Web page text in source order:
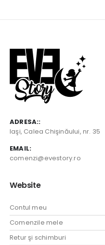
ADRESA::
Iaşi, Calea Chişinăului, nr. 35
EMAIL:
comenzi@evestory.ro
Website
Contul meu
Comenzile mele
Retur şi schimburi